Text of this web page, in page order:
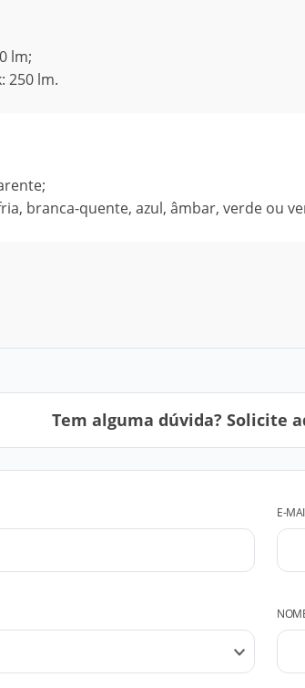
lm;
250 lm.
branca-quente, azul, âmbar, verde ou
Tem alguma dúvida? Solicite
E-